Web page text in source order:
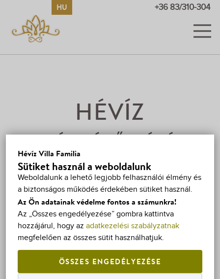
Hévíz Villa Familia
Sütiket használ a weboldalunk
Weboldalunk a lehető legjobb felhasználói élmény és
a biztonságos működés érdekében sütiket használ.
Az Ön adatainak védelme fontos a számunkra!
Az „Összes engedélyezése” gombra kattintva
hozzájárul, hogy az adatkezelési szabályzatnak
megfelelően az összes sütit használhatjuk.
ÖSSZES ENGEDÉLYEZÉSE
+36 83/310-304
HU
AKCIÓK
HÉVÍZ
TÉRKÉP
KAPCSOLAT
HÉVÍZ
A VILÁGHÍRŰ HÉVÍZI
TÓ
A Hévízi Gyógytó a világ legnagyobb biológiailag is
aktív, természetes termáltava, amely páratlan
környezetben, a Balatontól mindössze 10 km-re,
Bécstől 198 km-re, Budapesttől 193 km-re található.
Villánk különlegessége, hogy a Hévízi Tótól mindössze
200 m-re található. Vendégeinknekárkedvezményt
biztosítunk a Tófürdő belépőjegyébőlis.